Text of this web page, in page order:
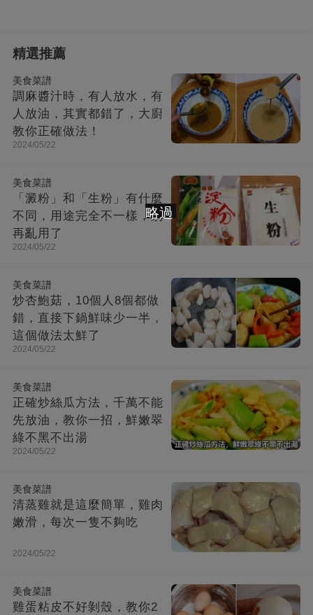
精選推薦
美食菜譜
調麻醬汁時，有人放水，有
人放油，其實都錯了，大廚
教你正確做法！
2024/05/22
美食菜譜
「澱粉」和「生粉」有什麼
不同，用途完全不一樣，別
再亂用了
2024/05/22
美食菜譜
炒杏鮑菇，10個人8個都做
錯，直接下鍋鮮味少一半，
這個做法太鮮了
2024/05/22
美食菜譜
正確炒絲瓜方法，千萬不能
先放油，教你一招，鮮嫩翠
綠不黑不出湯
2024/05/22
美食菜譜
清蒸雞就是這麼簡單，雞肉
嫩滑，每次一隻不夠吃
2024/05/22
美食菜譜
雞蛋粘皮不好剝殼，教你2
略過